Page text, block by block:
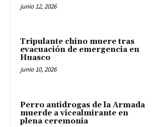
junio 12, 2026
Tripulante chino muere tras
evacuación de emergencia en
Huasco
junio 10, 2026
Perro antidrogas de la Armada
muerde a vicealmirante en
plena ceremonia